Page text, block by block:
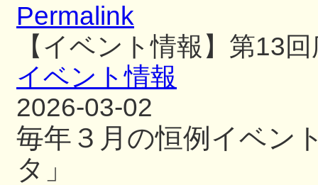
Permalink
【イベント情報】第13
イベント情報
2026-03-02
毎年３月の恒例イベン
タ」